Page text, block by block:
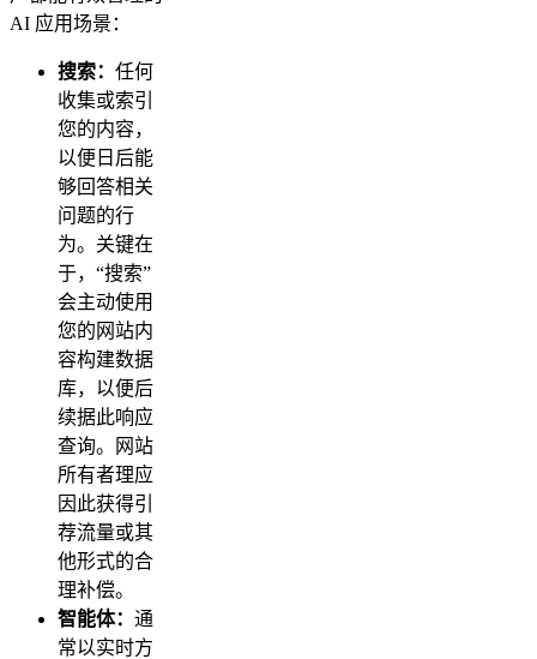
AI 应用场景：
搜索： 任何
收集或索引
您的内容，
以便日后能
够回答相关
问题的行
为。关键在
于，“搜索”
会主动使用
您的网站内
容构建数据
库，以便后
续据此响应
查询。网站
所有者理应
因此获得引
荐流量或其
他形式的合
理补偿。
智能体： 通
常以实时方